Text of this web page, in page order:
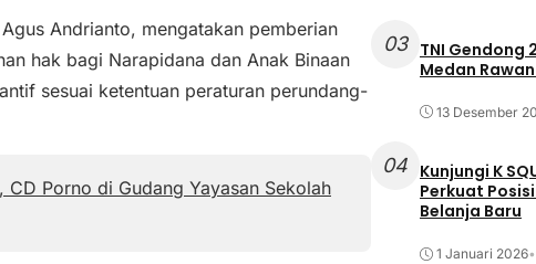
Andrianto, mengatakan pemberian
hak bagi Narapidana dan Anak Binaan
sesuai ketentuan peraturan perundang-
Porno di Gudang Yayasan Sekolah
03
TNI Gendong
Medan
13 Desember
04 Kunjungi K
Perkuat
Belanja Baru
1 Januari 2026•